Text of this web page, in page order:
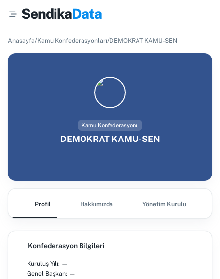
SendikaData
Anasayfa/Kamu Konfederasyonları/DEMOKRAT KAMU-SEN
Kamu Konfederasyonu
DEMOKRAT KAMU-SEN
Profil Hakkımızda Yönetim Kurulu
Konfederasyon Bilgileri
Kuruluş Yılı: —
Genel Başkan: —